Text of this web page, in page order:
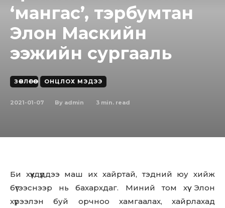
‘мангас’, тэрбумтан
Элон Маскийн
ээжийн сургааль
ЗӨВЛӨГӨӨ ОНЦЛОХ МЭДЭЭ
2021-01-07 By admin 3 min. read
Би хүүхдүүддээ маш их хайртай, тэдний юу хийж
бүтээснээр нь бахархдаг. Миний том хүү Элон
хүрээлэн буй орчноо хамгаалах, хайрлахад